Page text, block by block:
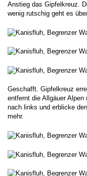
Anstieg das Gipfelkreuz.
wenig rutschig geht es
Geschafft. Gipfelkreuz
entfernt die Allgäuer
nach links und erblicke
mehr.